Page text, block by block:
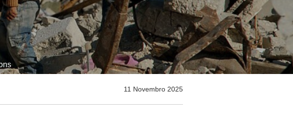
11 Novembro 2025